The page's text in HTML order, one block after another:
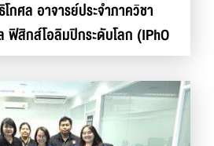
ศล อาจารย์ประจำภาควิชา
ฟิสิกส์โอลิมปิกระดับโลก (IPhO